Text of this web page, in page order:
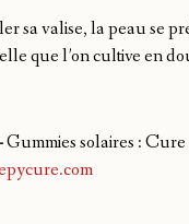
sa valise, la peau se
que l’on cultive en
Gummies solaires :